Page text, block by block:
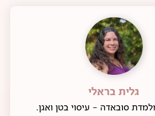
גלית בראלי
סובאדה - עיסוי בטן ואגן.